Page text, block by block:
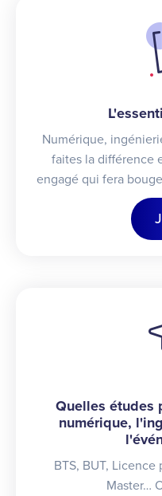
Numérique,
faites la différence
engagé qui fera
Quelles études
numérique,
BTS, BUT,
Master…